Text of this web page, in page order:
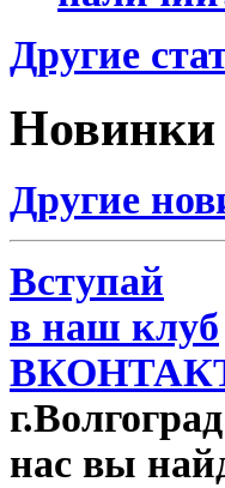
Другие
Новинки
Другие
Вступай
в наш клуб
г.Волгоград
нас вы